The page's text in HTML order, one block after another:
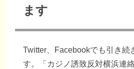
ます
Twitter、Facebookでも引き続
す。「カジノ誘致反対横浜連